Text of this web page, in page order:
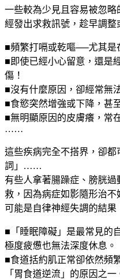
一些較為少見且容易被忽
經發出求救訊號，趁早調整
■頻繁打嗝或乾嘔──尤其
■即使已經小心留意，還是
傷！
■沒有什麼原因，卻經常
■食慾突然增強或下降，甚
■無明顯原因的皮膚癢，
……
這些疾病完全不搭界，卻
詞」……
有些人拿著腸躁症、膀胱
救，因為病症如影隨形治
可能是自律神經失調的結果
■「睡眠障礙」是最常見的
極度疲憊也無法深度休息。
■食道括約肌正常卻依然頻
「胃食道逆流」的原因之一